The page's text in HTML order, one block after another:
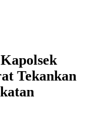
Tekankan